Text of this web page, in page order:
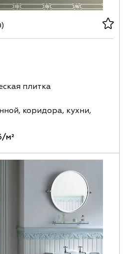
плитка
коридора, кухни,
м²